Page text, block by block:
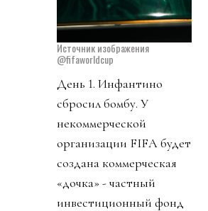
Источник изображения
@fifaworldcup
День 1. Инфантино
сбросил бомбу. У
некоммерческой
организации FIFA будет
создана коммерческая
«дочка» - частный
инвестиционный фонд